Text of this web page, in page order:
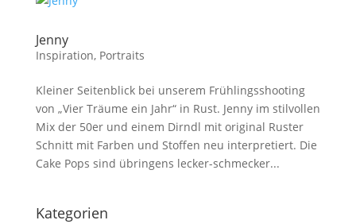
Jenny
Inspiration, Portraits
Kleiner Seitenblick bei unserem Frühlingsshooting
von „Vier Träume ein Jahr“ in Rust. Jenny im stilvollen
Mix der 50er und einem Dirndl mit original Ruster
Schnitt mit Farben und Stoffen neu interpretiert. Die
Cake Pops sind übringens lecker-schmecker...
Kategorien